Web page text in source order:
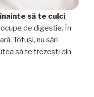
să te culci,
de digestie. În
Totuși, nu sări
să te trezești din